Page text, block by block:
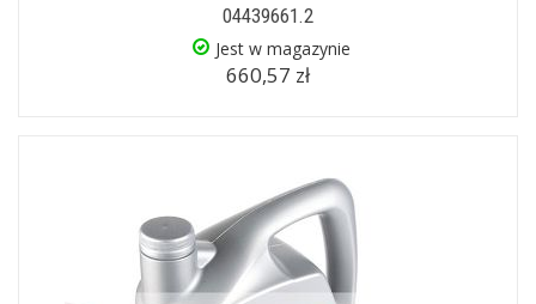
04439661.2
Jest w magazynie
660,57 zł